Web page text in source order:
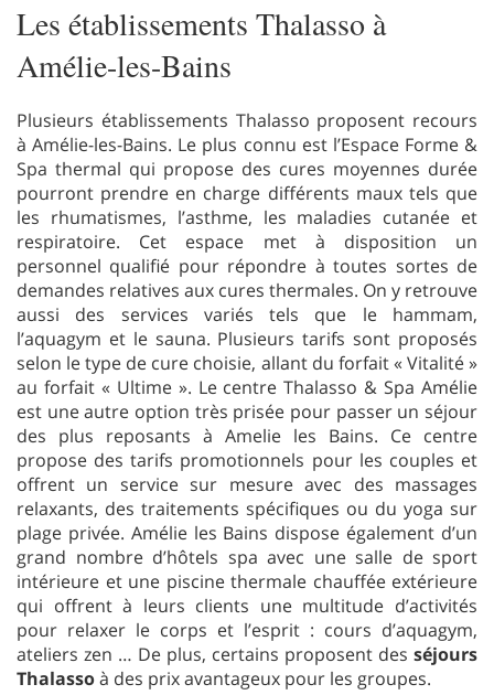
Les établissements Thalasso à
Amélie-les-Bains
Plusieurs établissements Thalasso proposent recours
à Amélie-les-Bains. Le plus connu est l’Espace Forme &
Spa thermal qui propose des cures moyennes durée
pourront prendre en charge différents maux tels que
les rhumatismes, l’asthme, les maladies cutanée et
respiratoire. Cet espace met à disposition un
personnel qualifié pour répondre à toutes sortes de
demandes relatives aux cures thermales. On y retrouve
aussi des services variés tels que le hammam,
l’aquagym et le sauna. Plusieurs tarifs sont proposés
selon le type de cure choisie, allant du forfait « Vitalité »
au forfait « Ultime ». Le centre Thalasso & Spa Amélie
est une autre option très prisée pour passer un séjour
des plus reposants à Amelie les Bains. Ce centre
propose des tarifs promotionnels pour les couples et
offrent un service sur mesure avec des massages
relaxants, des traitements spécifiques ou du yoga sur
plage privée. Amélie les Bains dispose également d’un
grand nombre d’hôtels spa avec une salle de sport
intérieure et une piscine thermale chauffée extérieure
qui offrent à leurs clients une multitude d’activités
pour relaxer le corps et l’esprit : cours d’aquagym,
ateliers zen … De plus, certains proposent des séjours
Thalassoà des prix avantageux pour les groupes.